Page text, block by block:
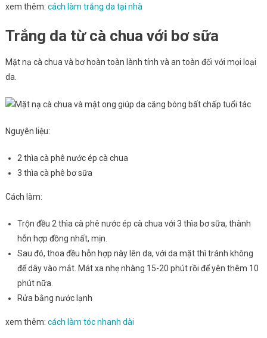
xem thêm: cách làm trắng da tại nhà
Trắng da từ cà chua với bơ sữa
Mặt nạ cà chua và bơ hoàn toàn lành tính và an toàn đối với mọi loại
da.
Nguyên liệu:
2 thìa cà phê nước ép cà chua
3 thìa cà phê bơ sữa
Cách làm:
Trộn đều 2 thìa cà phê nước ép cà chua với 3 thìa bơ sữa, thành
hỗn hợp đồng nhất, mịn.
Sau đó, thoa đều hỗn hợp này lên da, với da mặt thì tránh không
để dây vào mắt. Mát xa nhẹ nhàng 15-20 phút rồi để yên thêm 10
phút nữa.
Rửa bằng nước lạnh
xem thêm: cách làm tóc nhanh dài